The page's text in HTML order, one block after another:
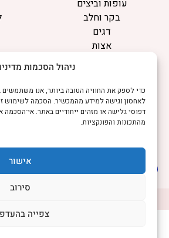
ניהול הסכמות מדיניות
לאחסון וגישה למידע מהמכשיר. הסכמה לשימוש זה
דפוסי גלישה או מזהים ייחודיים באתר. אי־הסכמה
מהתכונות והפונקציות.
אישור
סירוב
צפייה בהעדפות
עופות וביצים
בקר וחלב
דגים
אצות
מידע
תקנון
הרשמה לניוזלטר